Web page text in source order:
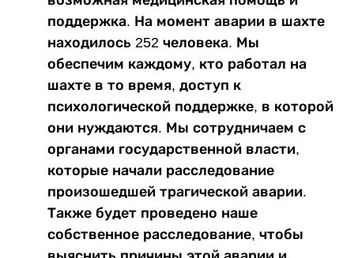
поддержка. На момент аварии в шахте
находилось 252 человека. Мы
обеспечим каждому, кто работал на
шахте в то время, доступ к
психологической поддержке, в которой
они нуждаются. Мы сотрудничаем с
органами государственной власти,
которые начали расследование
произошедшей трагической аварии.
Также будет проведено наше
собственное расследование, чтобы